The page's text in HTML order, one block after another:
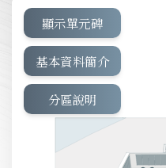
顯示單元碑
基本資料簡介
分區說明